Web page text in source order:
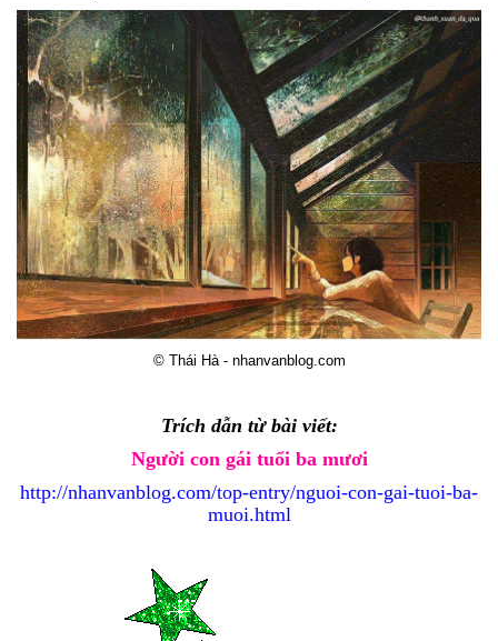
© Thái Hà - nhanvanblog.com
Trích dẫn từ bài viết:
Người con gái tuổi ba mươi
http://nhanvanblog.com/top-entry/nguoi-con-gai-tuoi-ba-
muoi.html